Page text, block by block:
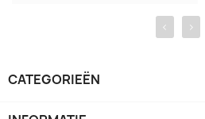
‹ ›
CATEGORIEËN